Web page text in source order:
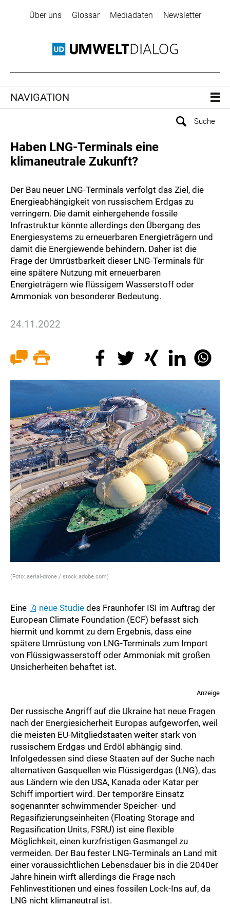
Über uns Glossar Mediadaten Newsletter
NAVIGATION
Haben LNG-Terminals eine
klimaneutrale Zukunft?
Der Bau neuer LNG-Terminals verfolgt das Ziel, die
Energieabhängigkeit von russischem Erdgas zu
verringern. Die damit einhergehende fossile
Infrastruktur könnte allerdings den Übergang des
Energiesystems zu erneuerbaren Energieträgern und
damit die Energiewende behindern. Daher ist die
Frage der Umrüstbarkeit dieser LNG-Terminals für
eine spätere Nutzung mit erneuerbaren
Energieträgern wie flüssigem Wasserstoff oder
Ammoniak von besonderer Bedeutung.
24.11.2022
(Foto: aerial-drone / stock.adobe.com)
Eine neue Studie des Fraunhofer ISI im Auftrag der
European Climate Foundation (ECF) befasst sich
hiermit und kommt zu dem Ergebnis, dass eine
spätere Umrüstung von LNG-Terminals zum Import
von Flüssigwasserstoff oder Ammoniak mit großen
Unsicherheiten behaftet ist.
Anzeige
Der russische Angriff auf die Ukraine hat neue Fragen
nach der Energiesicherheit Europas aufgeworfen, weil
die meisten EU-Mitgliedstaaten weiter stark von
russischem Erdgas und Erdöl abhängig sind.
Infolgedessen sind diese Staaten auf der Suche nach
alternativen Gasquellen wie Flüssigerdgas (LNG), das
aus Ländern wie den USA, Kanada oder Katar per
Schiff importiert wird. Der temporäre Einsatz
sogenannter schwimmender Speicher- und
Regasifizierungseinheiten (Floating Storage and
Regasification Units, FSRU) ist eine flexible
Möglichkeit, einen kurzfristigen Gasmangel zu
vermeiden. Der Bau fester LNG-Terminals an Land mit
einer voraussichtlichen Lebensdauer bis in die 2040er
Jahre hinein wirft allerdings die Frage nach
Fehlinvestitionen und eines fossilen Lock-Ins auf, da
LNG nicht klimaneutral ist.